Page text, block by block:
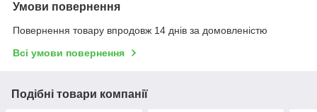
Умови повернення
Повернення товару впродовж 14 днів за домовленістю
Всі умови повернення
Подібні товари компанії